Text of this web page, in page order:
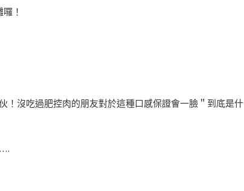
！
！沒吃過肥控肉的朋友對於這種口感保證會一臉＂到底是什